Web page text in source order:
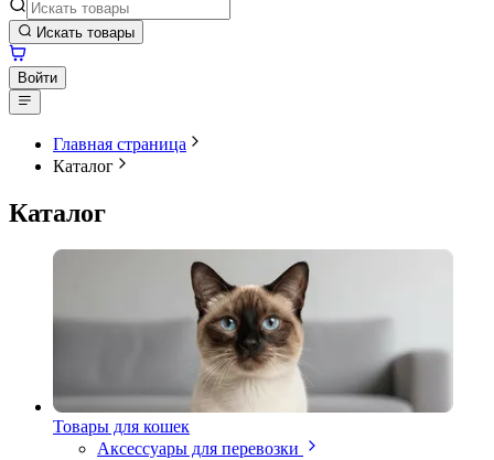
Искать товары
Войти
Главная страница
Каталог
Каталог
Товары для кошек
Аксессуары для перевозки